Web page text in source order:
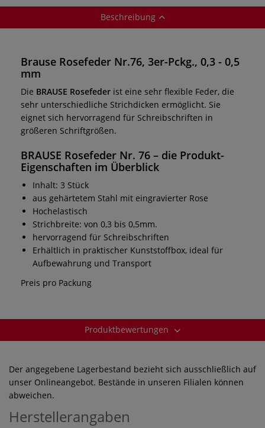
Beschreibung
Brause Rosefeder Nr.76, 3er-Pckg., 0,3 - 0,5
mm
Die BRAUSE Rosefeder ist eine sehr flexible Feder, die
sehr unterschiedliche Strichdicken ermöglicht. Sie
eignet sich hervorragend für Schreibschriften in
größeren Schriftgrößen.
BRAUSE Rosefeder Nr. 76 – die Produkt-
Eigenschaften im Überblick
Inhalt: 3 Stück
aus gehärtetem Stahl mit eingravierter Rose
Hochelastisch
Strichbreite: von 0,3 bis 0,5mm.
hervorragend für Schreibschriften
Erhältlich in praktischer Kunststoffbox, ideal für
Aufbewahrung und Transport
Preis pro Packung
Produktbewertungen
Der angegebene Lagerbestand bezieht sich ausschließlich auf
unser Onlineangebot. Bestände in unseren Filialen können
abweichen.
Herstellerangaben